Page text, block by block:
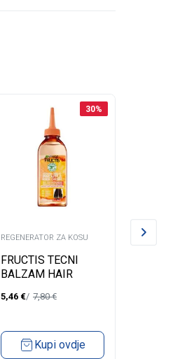
30%
REGENERATOR ZA KOSU
FRUCTIS TECNI
BALZAM HAIR
LONG HAIR
200ML
5,46 € 7,80€
Kupi ovdje